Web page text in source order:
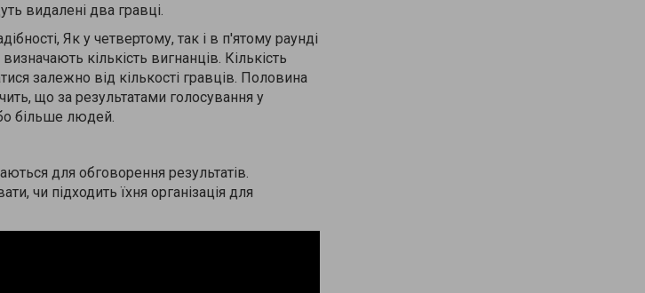
видалені два гравці.
Як у четвертому, так і в п'ятому раунді
кількість вигнанців. Кількість
залежно від кількості гравців. Половина
що за результатами голосування у
більше людей.
для обговорення результатів.
чи підходить їхня організація для